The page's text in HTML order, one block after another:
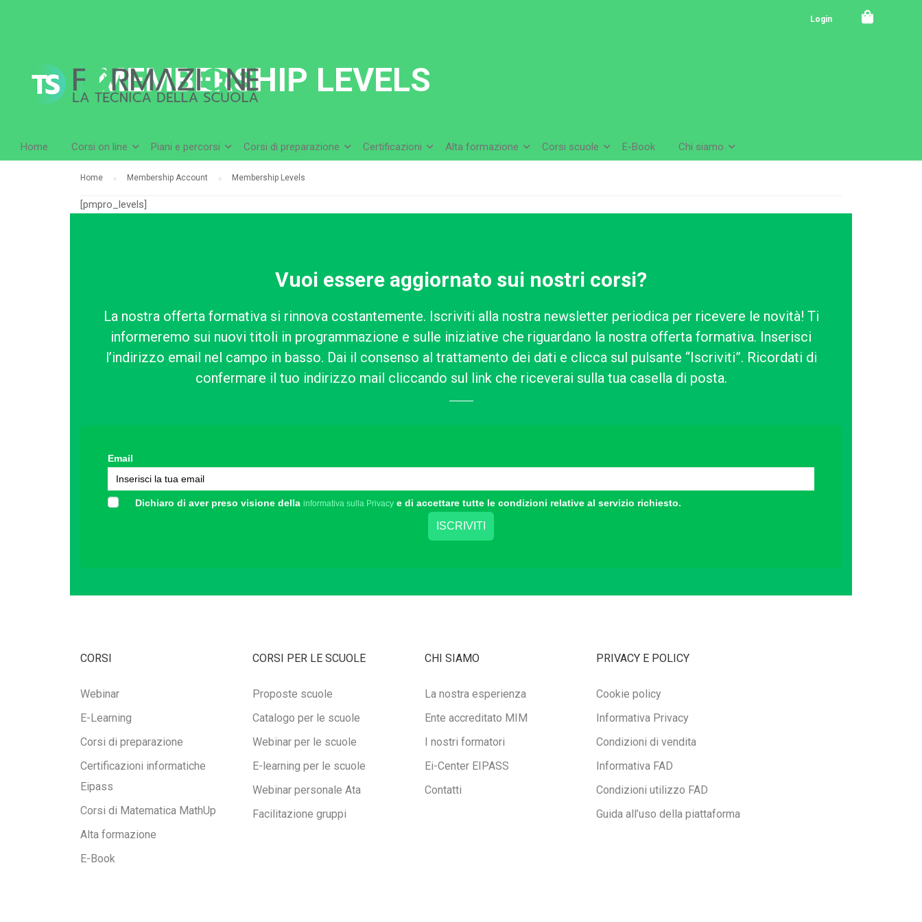
Login
Home Corsi on line Piani e percorsi Corsi di preparazione Certificazioni Alta formazione Corsi scuole E-Book Chi siamo
MEMBERSHIP LEVELS
Home Membership Account Membership Levels
[pmpro_levels]
Vuoi essere aggiornato sui nostri corsi?
La nostra offerta formativa si rinnova costantemente. Iscriviti alla nostra newsletter periodica per ricevere le novità! Ti
informeremo sui nuovi titoli in programmazione e sulle iniziative che riguardano la nostra offerta formativa. Inserisci
l’indirizzo email nel campo in basso. Dai il consenso al trattamento dei dati e clicca sul pulsante “Iscriviti”. Ricordati di
confermare il tuo indirizzo mail cliccando sul link che riceverai sulla tua casella di posta.
Email
Dichiaro di aver preso visione della informativa sulla Privacy e di accettare tutte le condizioni relative al servizio richiesto.
CORSI
Webinar
E-Learning
Corsi di preparazione
Certificazioni informatiche
Eipass
Corsi di Matematica MathUp
Alta formazione
E-Book
CORSI PER LE SCUOLE
Proposte scuole
Catalogo per le scuole
Webinar per le scuole
E-learning per le scuole
Webinar personale Ata
Facilitazione gruppi
CHI SIAMO
La nostra esperienza
Ente accreditato MIM
I nostri formatori
Ei-Center EIPASS
Contatti
PRIVACY E POLICY
Cookie policy
Informativa Privacy
Condizioni di vendita
Informativa FAD
Condizioni utilizzo FAD
Guida all’uso della piattaforma